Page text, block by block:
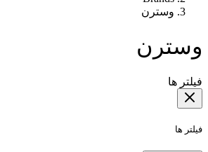
وسترن
وسترن
فیلتر ها
فیلتر ها